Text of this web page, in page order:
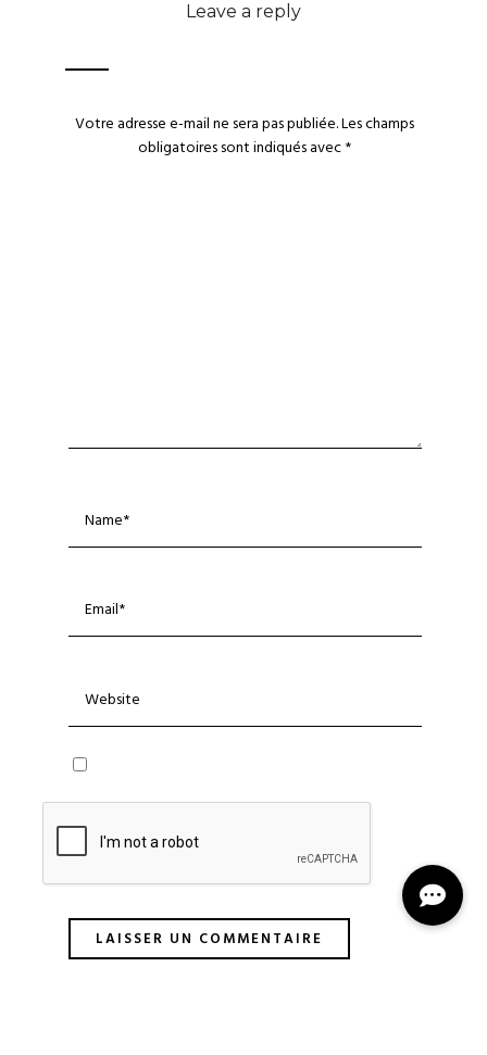
Leave a reply
Votre adresse e-mail ne sera pas publiée.Les champs
obligatoires sont indiqués avec*